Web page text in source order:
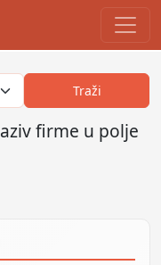
Traži
firme u polje